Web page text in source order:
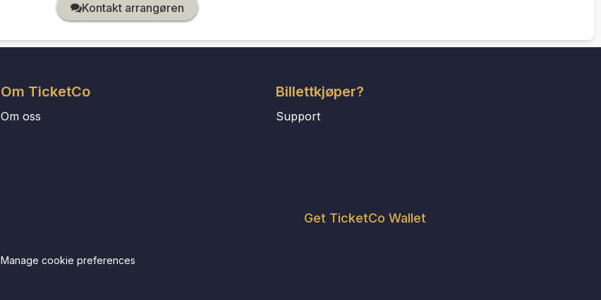
Kontakt arrangøren
Om TicketCo
Om oss
Manage cookie preferences
Billettkjøper?
Support
Get TicketCo Wallet